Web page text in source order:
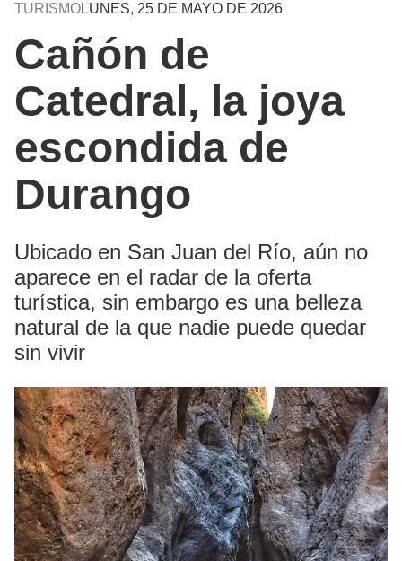
TURISMOLUNES, 25 DE MAYO DE 2026
Cañón de
Catedral, la joya
escondida de
Durango
Ubicado en San Juan del Río, aún no
aparece en el radar de la oferta
turística, sin embargo es una belleza
natural de la que nadie puede quedar
sin vivir